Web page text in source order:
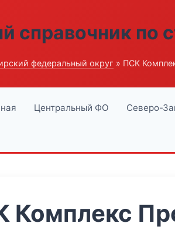
справочник по
федеральный округ » ПСК
Центральный ФО Северо-
Комплекс